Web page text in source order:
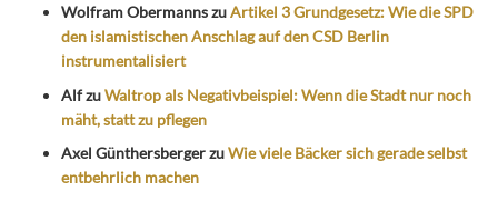
Wolfram ObermannszuArtikel 3 Grundgesetz: Wie die SPD
den islamistischen Anschlag auf den CSD Berlin
instrumentalisiert
AlfzuWaltrop als Negativbeispiel: Wenn die Stadt nur noch
mäht, statt zu pflegen
Axel GünthersbergerzuWie viele Bäcker sich gerade selbst
entbehrlich machen